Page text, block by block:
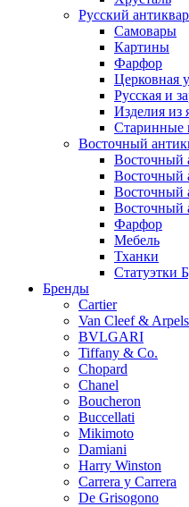
Русский
Самовары
Картины
Фарфор
Церковная
Русская и
Изделия из
Старинные
Восточный
Восточный
Восточный
Восточный
Восточный
Фарфор
Мебель
Тханки
Статуэтки
Бренды
Cartier
Van Cleef & Arpels
BVLGARI
Tiffany & Co.
Chopard
Chanel
Boucheron
Buccellati
Mikimoto
Damiani
Harry Winston
Carrera y Carrera
De Grisogono